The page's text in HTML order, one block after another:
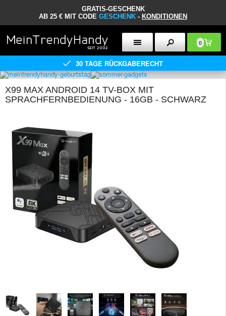
GRATIS-GESCHENK
AB 25 € MIT CODE GESCHENK - KONDITIONEN
0
30 TAGE RÜCKGABERECHT
X99 MAX ANDROID 14 TV-BOX MIT
SPRACHFERNBEDIENUNG - 16GB - SCHWARZ